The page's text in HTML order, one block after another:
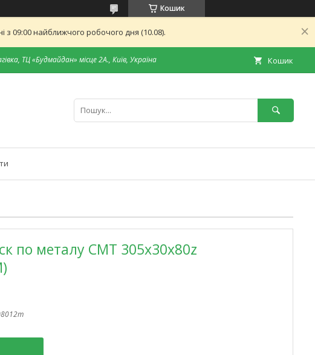
Кошик
09:00 найближчого робочого дня (10.08).
ТЦ «Будмайдан» місце 2А., Київ, Україна Кошик
по металу СМТ 305х30х80z